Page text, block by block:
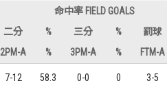
11
3
中原大學
3
2
中原大學
命中率 FIELD GOALS
二分 % 三分 %
罰球
2PM-A % 3PM-A % FTM-A
7-12 58.3 0-0 0 3-5